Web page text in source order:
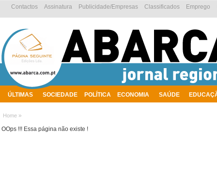
ÚLTIMAS SOCIEDADE POLÍTICA ECONOMIA SAÚDE
Emprego
Classificados
Publicidade/Empresas
Assinatura
Contactos
Home »
OOps !!! Essa página não existe !